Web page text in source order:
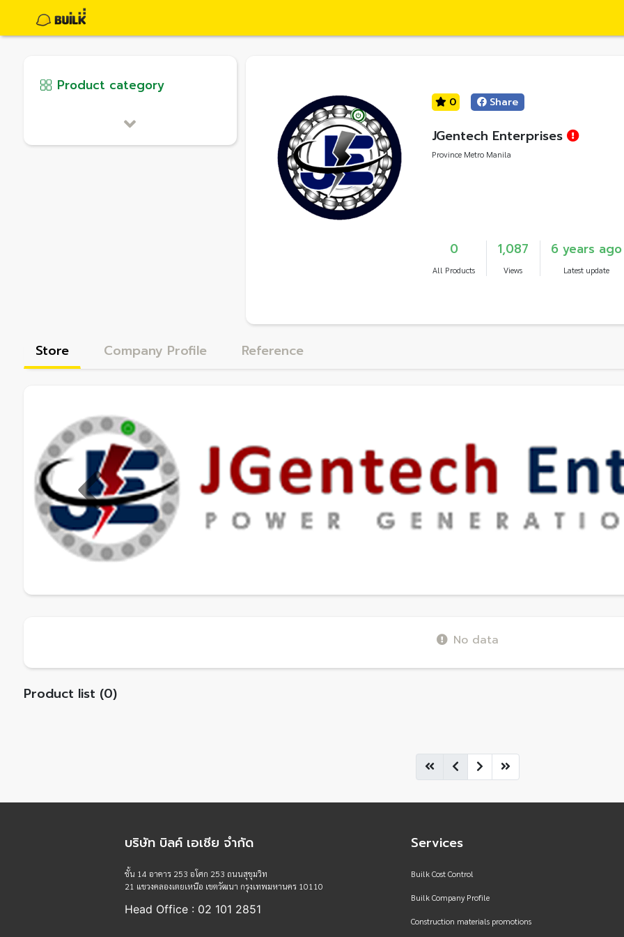
Product category
0 Share
JGentech Enterprises
Province Metro Manila
0
All Products
1,087
Views
6 years ago
Latest update
Store Company Profile Reference
Previous
No data
Product list (0)
บริษัท บิลค์ เอเชีย จำกัด
ชั้น 14 อาคาร 253 อโศก 253 ถนนสุขุมวิท
21 แขวงคลองเตยเหนือ เขตวัฒนา กรุงเทพมหานคร 10110
Head Office : 02 101 2851
Services
Builk Cost Control
Builk Company Profile
Construction materials promotions